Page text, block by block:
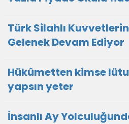
Türk Silahlı
Gelenek Devam Ediyor
Hükûmetten kimse
yapsın yeter
İnsanlı Ay